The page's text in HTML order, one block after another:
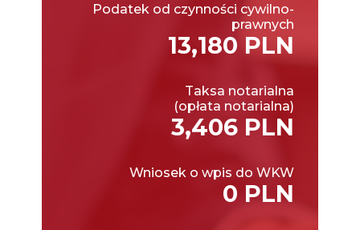
Podatek od czynności cywilno-
prawnych
13,180 PLN
Taksa notarialna
(opłata notarialna)
3,406 PLN
Wniosek o wpis do WKW
0 PLN